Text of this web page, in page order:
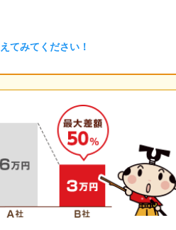
てみてください！